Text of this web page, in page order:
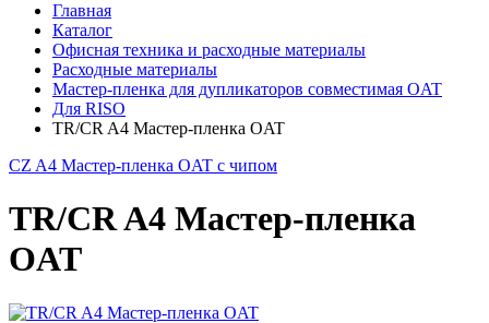
Главная
Каталог
Офисная техника и расходные материалы
Расходные материалы
Мастер-пленка для дупликаторов совместимая OAT
Для RISO
TR/CR A4 Мастер-пленка OAT
CZ A4 Мастер-пленка OAT с чипом
TR/CR A4 Мастер-пленка
OAT